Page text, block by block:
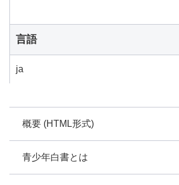
概要 (HTML形式)
青少年白書とは
言語
ja